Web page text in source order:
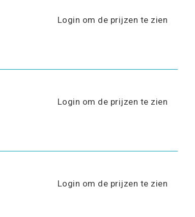
Login om de prijzen te zien
Login om de prijzen te zien
Login om de prijzen te zien